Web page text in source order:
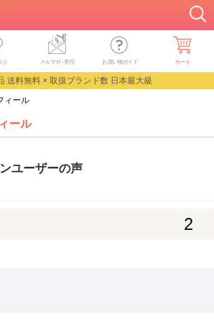
り メルマガ・割引 お買い物ガイド カート
送料無料 × 取扱ブランド数 日本最大級
ィール
ール
ユーザーの声
2